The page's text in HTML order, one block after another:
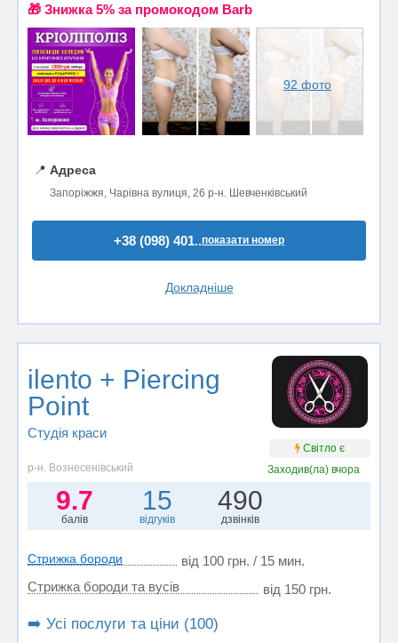
🎁 Знижка 5% за промокодом Barb
92 фото
📍 Адреса
Запоріжжя, Чарівна вулиця, 26 р-н. Шевченківський
+38 (098) 401..показати номер
Докладніше
ilento + Piercing
Point
Студія краси
Світло є
р-н. Вознесенівський
Заходив(ла) вчора
9.7
балів
15
відгуків
490
дзвінків
Стрижка бороди
від 100 грн. / 15 мин.
Стрижка бороди та вусів
від 150 грн.
➡️ Усі послуги та ціни (100)